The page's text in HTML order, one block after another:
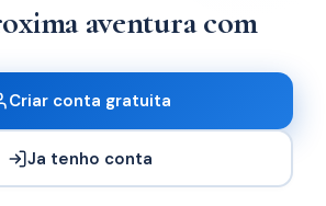
de viagem
tem uma co|
Criar conta gratuita
Ja tenho conta